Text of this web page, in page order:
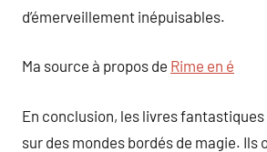
d’émerveillement inépuisables.
Ma source à propos de Rime en é
En conclusion, les livres
sur des mondes bordés de magie. Ils